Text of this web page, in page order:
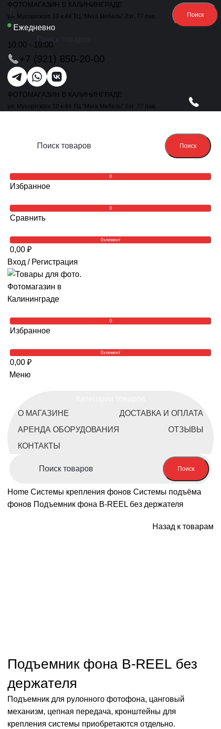
ФОТОМАГАЗИН В КАЛИНИНГРАДЕ
ул. Мусоргского 10 к.44 ТЦ "Мега Мебель" 2эт. 77 пав.
Ежедневно
10:00 - 19:00
+7 (921) 850-20-00
ФОТОМАГАЗИН В КАЛИНИНГРАДЕ
ул. Мусоргского 10 к.44 ТЦ "Мега Мебель" 2эт. 77 пав.
Поиск
0
Избранное
0
Сравнить
0элемент
0,00 ₽
Вход / Регистрация
0
Избранное
0элемент
0,00 ₽
Меню
О МАГАЗИНЕ
ДОСТАВКА И ОПЛАТА
АРЕНДА ОБОРУДОВАНИЯ
ОТЗЫВЫ
КОНТАКТЫ
Поиск
Home Системы крепления фонов Системы подъёма
фонов Подъемник фона B-REEL без держателя
Назад к товарам
Подъемник фона B-REEL без
держателя
Подъемник для рулонного фотофона, цанговый
механизм, цепная передача, кронштейны для
крепления системы приобретаются отдельно.
Поиск